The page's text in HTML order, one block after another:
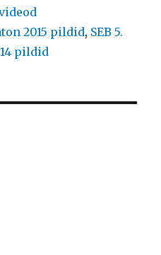
2015 pildid, SEB 5.
pildid